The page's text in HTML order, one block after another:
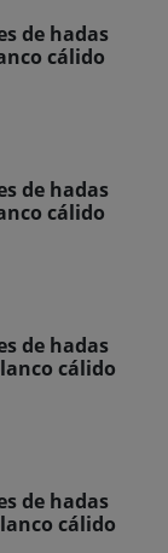
de hadas
cálido
de hadas
cálido
de hadas
cálido
de hadas
cálido